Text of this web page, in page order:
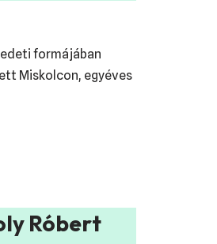
formájában
Miskolcon, egyéves
Róbert